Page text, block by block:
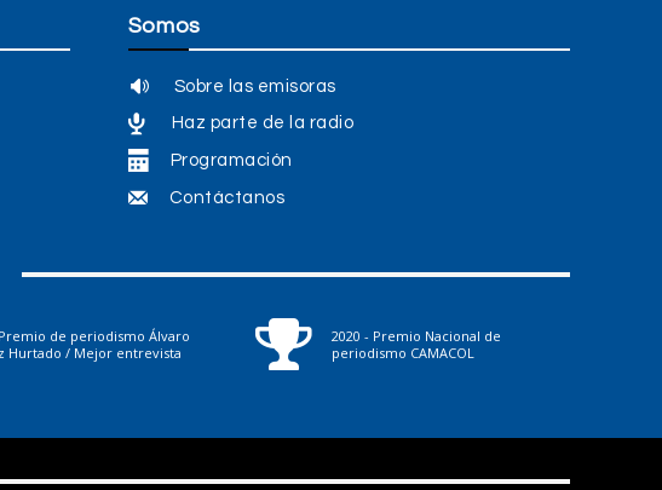
Somos
Sobre las emisoras
Haz parte de la radio
Programación
Contáctanos
de periodismo Álvaro
Hurtado / Mejor entrevista
2020 - Premio Nacional de
periodismo CAMACOL